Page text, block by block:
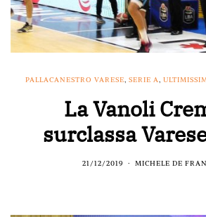
PALLACANESTRO VARESE, SERIE A,
La Vanoli
surclassa
21/12/2019 MICHELE DE